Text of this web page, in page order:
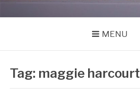
MENU
Tag: maggie harcourt